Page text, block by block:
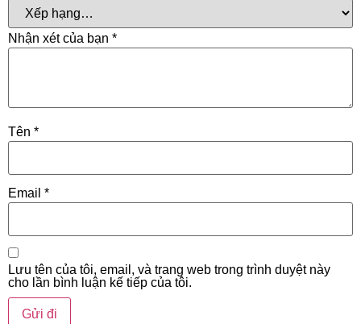
Nhận xét của bạn *
Tên *
Email *
Lưu tên của tôi, email, và trang web trong trình duyệt này
cho lần bình luận kế tiếp của tôi.